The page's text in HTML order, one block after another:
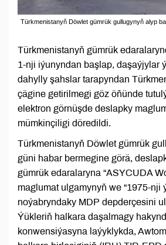
Türkmenistanyň Döwlet gümrük gullugynyň alyp
Türkmenistanyň gümrük
1-nji iýunyndan başlap, daşaýjylar
dahylly şahslar tarapyndan
çägine getirilmegi göz öňünde
elektron görnüşde deslapky
mümkinçiligi döredildi.
Türkmenistanyň Döwlet gümrük
güni habar bermegine görä,
gümrük edaralaryna “ASYCUDA
maglumat ulgamynyň we “1975-nji
noýabryndaky MDP depderçesini
Ýükleriň halkara daşalmagy
konwensiýasyna laýyklykda,